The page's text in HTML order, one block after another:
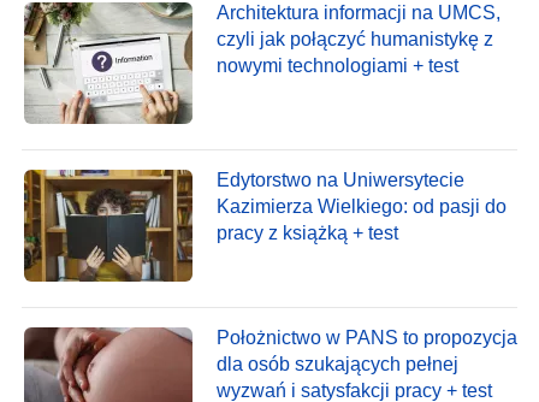
Architektura informacji na UMCS,
czyli jak połączyć humanistykę z
nowymi technologiami + test
Edytorstwo na Uniwersytecie
Kazimierza Wielkiego: od pasji do
pracy z książką + test
Położnictwo w PANS to propozycja
dla osób szukających pełnej
wyzwań i satysfakcji pracy + test